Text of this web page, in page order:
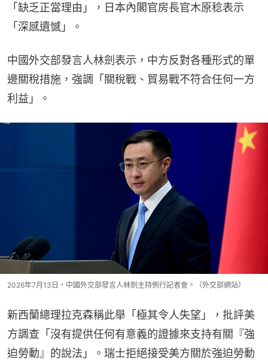
「缺乏正當理由」，日本內閣官房長官木原稔表示
「深感遺憾」。
中國外交部發言人林劍表示，中方反對各種形式的單
邊關稅措施，強調「關稅戰、貿易戰不符合任何一方
利益」。
2026年7月13日，中國外交部發言人林劍主持例行記者會。（外交部網站）
新西蘭總理拉克森稱此舉「極其令人失望」，批評美
方調查「沒有提供任何有意義的證據來支持有關『強
迫勞動』的說法」。瑞士拒絕接受美方關於強迫勞動